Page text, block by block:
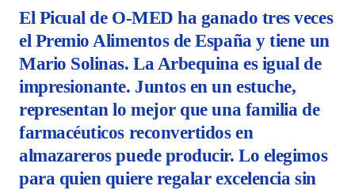
El Picual de O-MED ha ganado tres veces
el Premio Alimentos de España y tiene un
Mario Solinas. La Arbequina es igual de
impresionante. Juntos en un estuche,
representan lo mejor que una familia de
farmacéuticos reconvertidos en
almazareros puede producir. Lo elegimos
para quien quiere regalar excelencia sin